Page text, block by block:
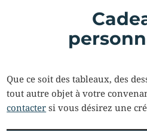
Que ce soit des tableaux, des
tout autre objet à votre
contacter si vous désirez une